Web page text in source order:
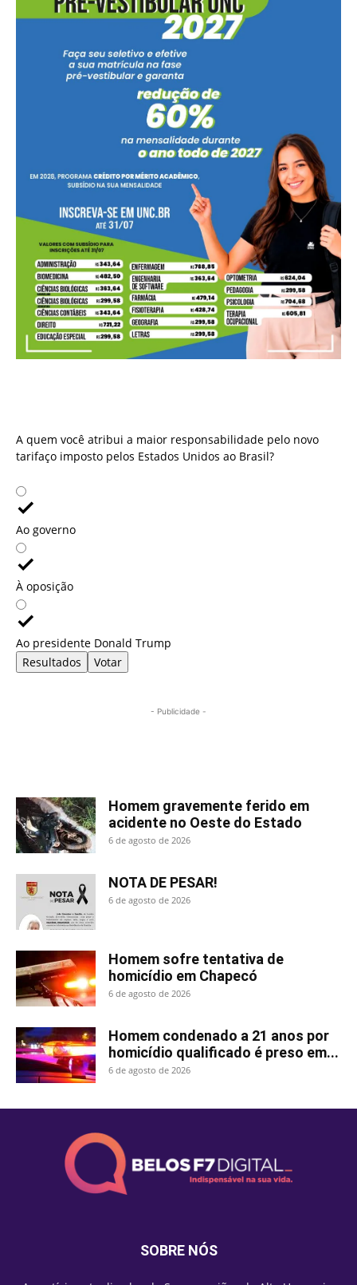
A quem você atribui a maior responsabilidade pelo novo
tarifaço imposto pelos Estados Unidos ao Brasil?
Ao governo
À oposição
Ao presidente Donald Trump
Resultados
Votar
- Publicidade -
Homem gravemente ferido em
acidente no Oeste do Estado
6 de agosto de 2026
NOTA DE PESAR!
6 de agosto de 2026
Homem sofre tentativa de
homicídio em Chapecó
6 de agosto de 2026
Homem condenado a 21 anos por
homicídio qualificado é preso em...
6 de agosto de 2026
SOBRE NÓS